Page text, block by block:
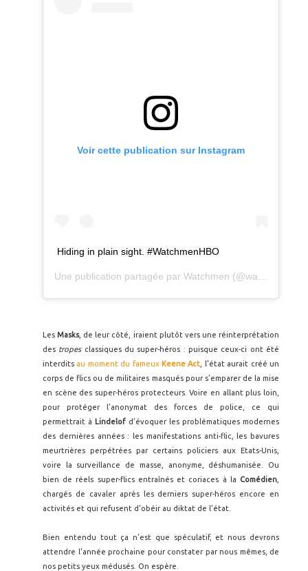
Voir cette publication sur Instagram
Hiding in plain sight. #WatchmenHBO
Une publication partagée par Watchmen (@watchmen) le
LesMasks, de leur côté, iraient plutôt vers une réinterprétation
des tropesclassiques du super-héros : puisque ceux-ci ont été
interdits au moment du fameux Keene Act , l'état aurait créé un
corps de flics ou de militaires masqués pour s'emparer de la mise
en scène des super-héros protecteurs. Voire en allant plus loin,
pour protéger l'anonymat des forces de police, ce qui
permettrait à Lindelofd'évoquer les problématiques modernes
des dernières années : les manifestations anti-flic, les bavures
meurtrières perpétrées par certains policiers aux Etats-Unis,
voire la surveillance de masse, anonyme, déshumanisée. Ou
bien de réels super-flics entraînés et coriaces à la Comédien
chargés de cavaler après les derniers super-héros encore en
activités et qui refusent d'obéir au diktat de l'état.
Bien entendu tout ça n'est que spéculatif, et nous devrons
attendre l'année prochaine pour constater par nous mêmes, de
nos petits yeux médusés. On espère.